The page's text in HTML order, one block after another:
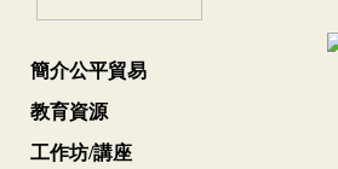
簡介公平貿易
教育資源
工作坊/講座